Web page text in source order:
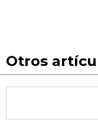
Otros